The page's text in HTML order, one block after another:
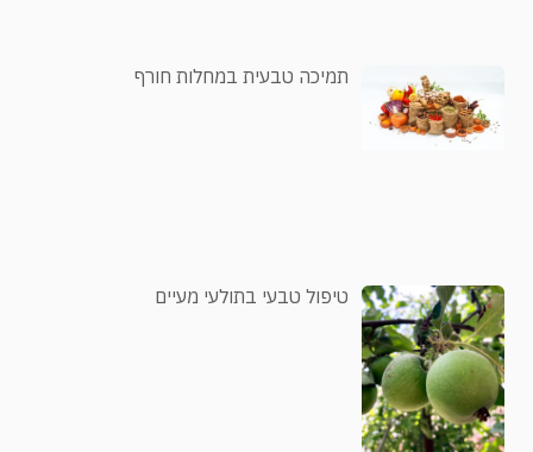
תמיכה טבעית במחלות חורף
טיפול טבעי בתולעי מעיים